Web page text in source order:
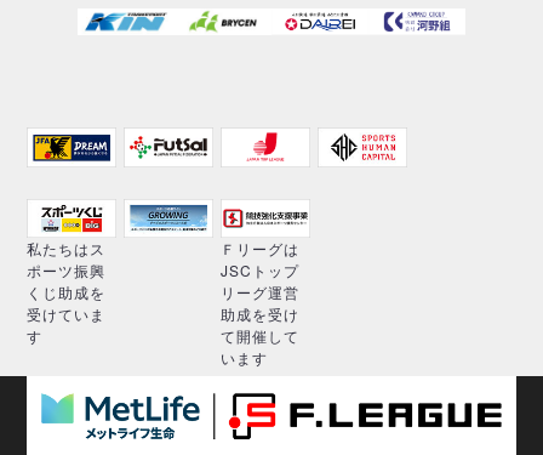
私たちはス
ポーツ振興
くじ助成を
受けていま
す
Ｆリーグは
JSCトップ
リーグ運営
助成を受け
て開催して
います